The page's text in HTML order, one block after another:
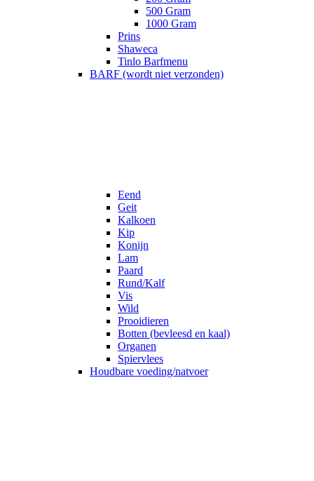
500 Gram
1000 Gram
Prins
Shaweca
Tinlo Barfmenu
BARF (wordt niet verzonden)
Eend
Geit
Kalkoen
Kip
Konijn
Lam
Paard
Rund/Kalf
Vis
Wild
Prooidieren
Botten (bevleesd en kaal)
Organen
Spiervlees
Houdbare voeding/natvoer